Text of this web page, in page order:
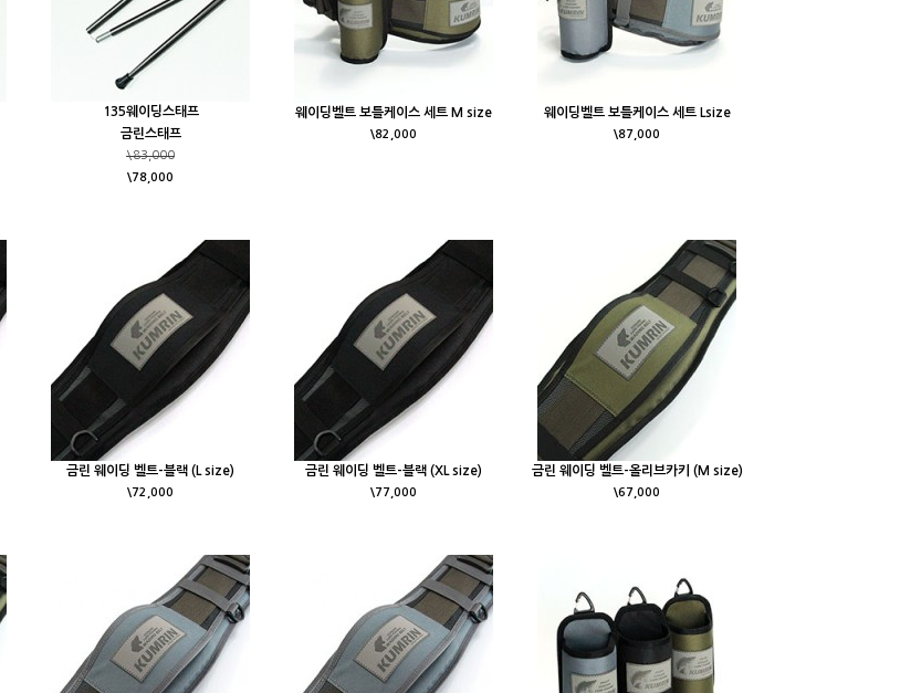
135웨이딩스태프
금린스태프
\83,000
\78,000
웨이딩벨트 보틀케이스 세트 M size
\82,000
웨이딩벨트 보틀케이스 세트 Lsize
\87,000
금린 웨이딩 벨트-블랙 (L size)
\72,000
금린 웨이딩 벨트-블랙 (XL size)
\77,000
금린 웨이딩 벨트-올리브카키 (M size)
\67,000